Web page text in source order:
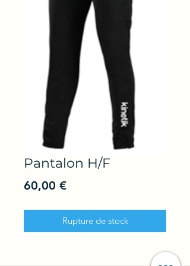
Pantalon H/F
60,00 €Prix
Rupture de stock